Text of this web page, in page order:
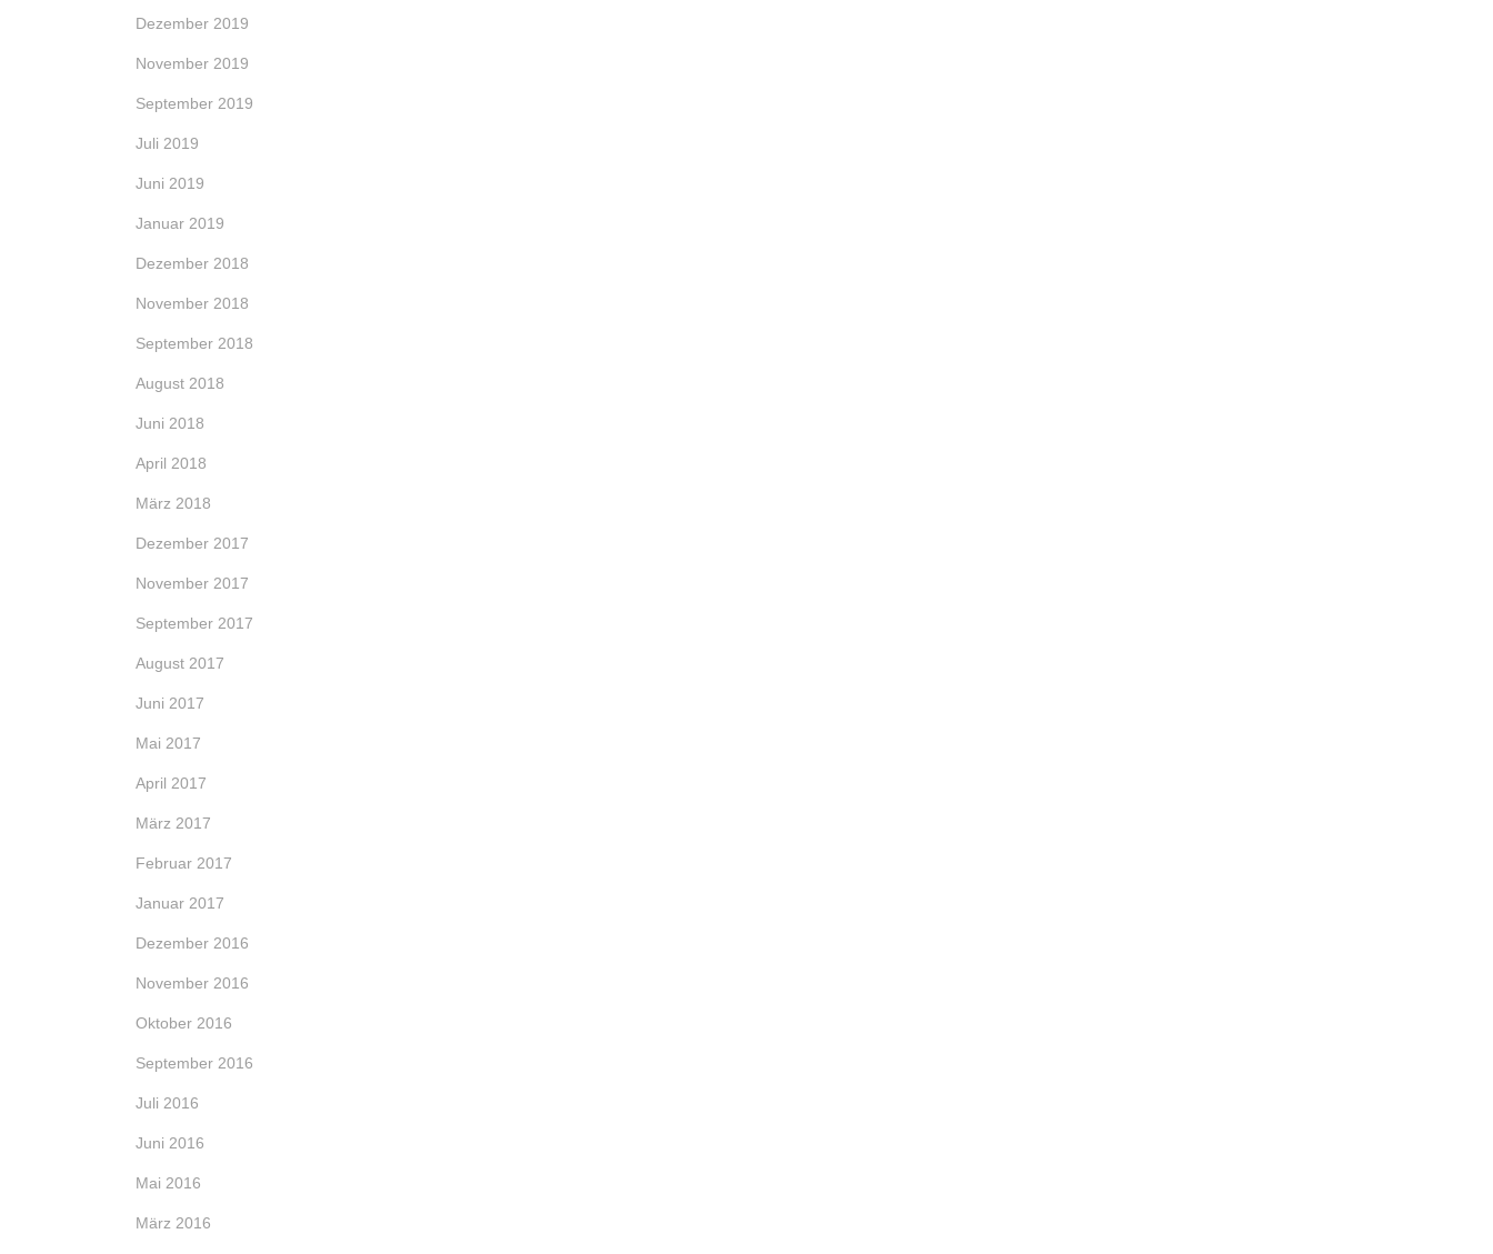
Dezember 2019
November 2019
September 2019
Juli 2019
Juni 2019
Januar 2019
Dezember 2018
November 2018
September 2018
August 2018
Juni 2018
April 2018
März 2018
Dezember 2017
November 2017
September 2017
August 2017
Juni 2017
Mai 2017
April 2017
März 2017
Februar 2017
Januar 2017
Dezember 2016
November 2016
Oktober 2016
September 2016
Juli 2016
Juni 2016
Mai 2016
März 2016